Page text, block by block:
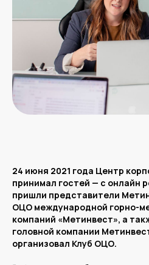
24 июня 2021 года Центр
принимал гостей — с онлайн
пришли представители
ОЦО международной горно-
компаний «Метинвест», а
головной компании
организовал Клуб ОЦО.